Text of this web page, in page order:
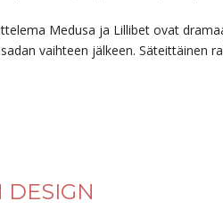
Medusa ja Lillibet ovat
vaihteen jälkeen. Säteittäinen
DESIGN